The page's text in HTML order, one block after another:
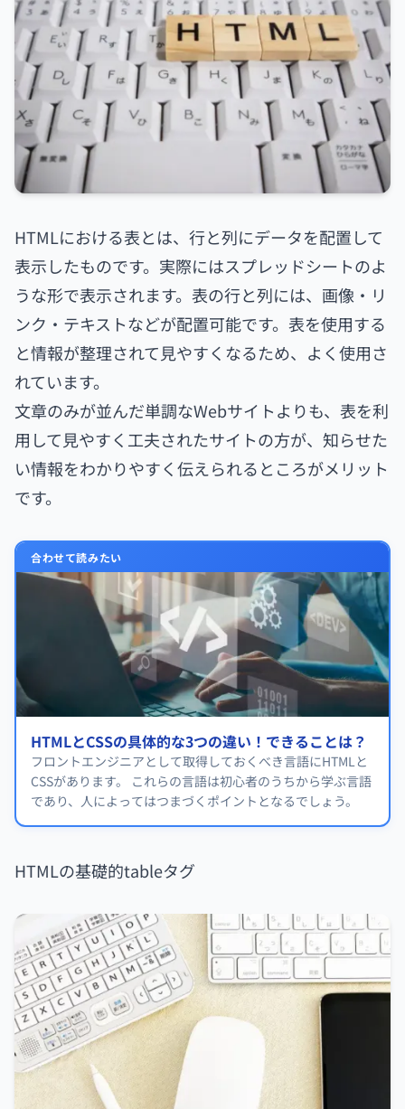
HTMLにおける表とは、行と列にデータを配置して
表示したものです。実際にはスプレッドシートのよ
うな形で表示されます。表の行と列には、画像・リ
ンク・テキストなどが配置可能です。表を使用する
と情報が整理されて見やすくなるため、よく使用さ
れています。
文章のみが並んだ単調なWebサイトよりも、表を利
用して見やすく工夫されたサイトの方が、知らせた
い情報をわかりやすく伝えられるところがメリット
です。
合わせて読みたい
HTMLとCSSの具体的な3つの違い！できることは？
フロントエンジニアとして取得しておくべき言語にHTMLと
CSSがあります。 これらの言語は初心者のうちから学ぶ言語
であり、人によってはつまづくポイントとなるでしょう。
HTMLの基礎的tableタグ